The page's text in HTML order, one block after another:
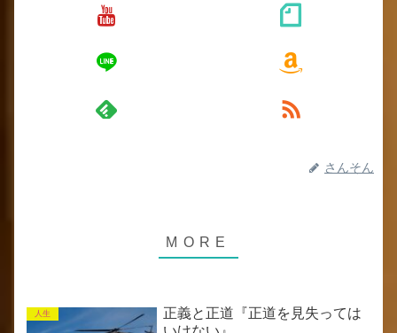
さんそん
人生
正義と正道『正道を見失っては